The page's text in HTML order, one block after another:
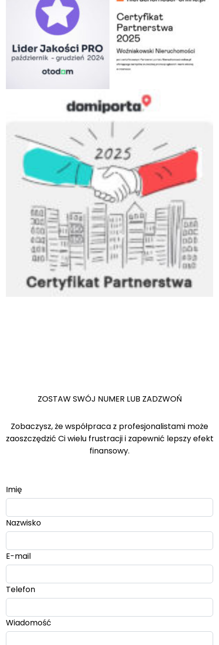
ZOSTAW SWÓJ NUMER LUB ZADZWOŃ
Zobaczysz, że współpraca z profesjonalistami może
zaoszczędzić Ci wielu frustracji i zapewnić lepszy efekt
finansowy.
Imię
Nazwisko
E-mail
Telefon
Wiadomość